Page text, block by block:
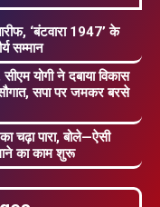
‘बंटवारा 1947’ के
सम्मान
योगी ने दबाया विकास
सपा पर जमकर बरसे
चढ़ा पारा, बोले—ऐसी
का काम शुरू